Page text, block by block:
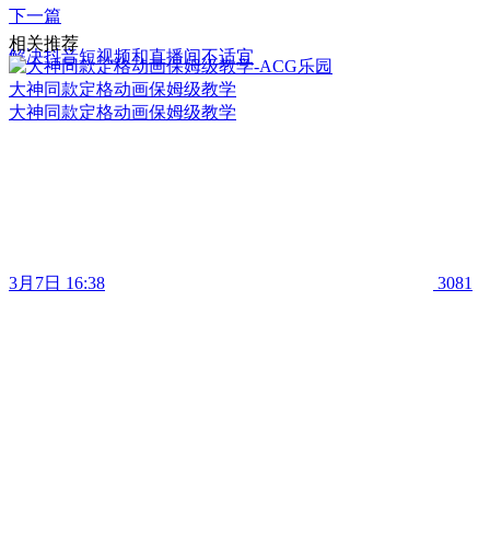
下一篇
解决抖音短视频和直播间不适宜
相关推荐
大神同款定格动画保姆级教学
大神同款定格动画保姆级教学
3月7日 16:38 3081